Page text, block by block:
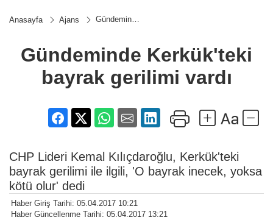
Anasayfa Ajans
Gündeminde
gerilimi
vardı
Gündeminde Kerkük'teki
bayrak gerilimi vardı
CHP Lideri Kemal Kılıçdaroğlu, Kerkük'teki
bayrak gerilimi ile ilgili, 'O bayrak inecek, yoksa
kötü olur' dedi
Haber Giriş Tarihi: 05.04.2017 10:21
Haber Güncellenme Tarihi: 05.04.2017 13:21